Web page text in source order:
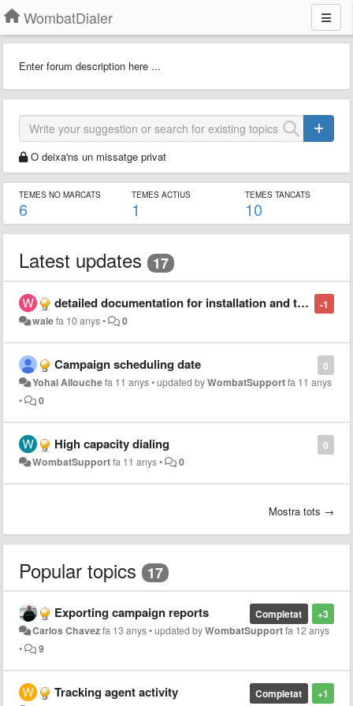
WombatDialer
Enter forum description here ...
O deixa'ns un missatge privat
TEMES NO MARCATS
6
TEMES ACTIUS
1
TEMES TANCATS
10
Latest updates 17
-1
detailed documentation for installation and troubleshooting tips
walefa 10 anys• 0
0
Campaign scheduling date
Yohai Allouchefa 11 anys•updated byWombatSupportfa 11 anys
•
0
0
High capacity dialing
WombatSupportfa 11 anys• 0
Mostra tots →
Popular topics 17
+3
Completat
Exporting campaign reports
Carlos Chavezfa 13 anys•updated byWombatSupportfa 12 anys
•
9
+1
Completat
Tracking agent activity